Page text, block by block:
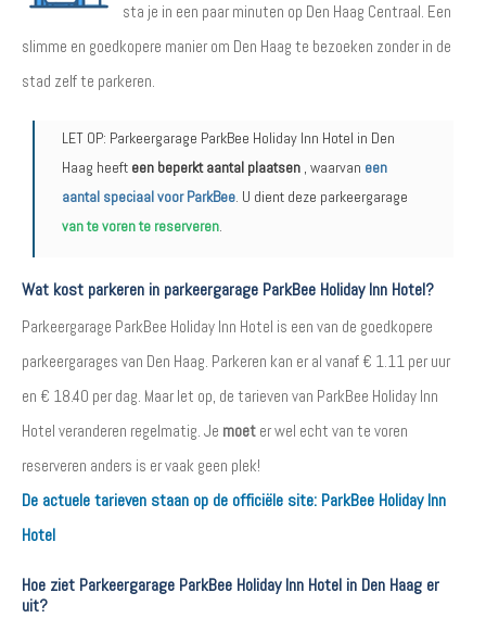
sta je in een paar minuten op Den Haag Centraal. Een
slimme en goedkopere manier om Den Haag te bezoeken zonder in de
stad zelf te parkeren.
LET OP: Parkeergarage ParkBee Holiday Inn Hotel in Den
Haag heeft een beperkt aantal plaatsen , waarvan een
aantal speciaal voor ParkBee. U dient deze parkeergarage
van te voren te reserveren.
Wat kost parkeren in parkeergarage ParkBee Holiday Inn Hotel?
Parkeergarage ParkBee Holiday Inn Hotel is een van de goedkopere
parkeergarages van Den Haag. Parkeren kan er al vanaf € 1.11 per uur
en € 18.40 per dag. Maar let op, de tarieven van ParkBee Holiday Inn
Hotel veranderen regelmatig. Je moet er wel echt van te voren
reserveren anders is er vaak geen plek!
De actuele tarieven staan op de officiële site: ParkBee Holiday Inn
Hotel
Hoe ziet Parkeergarage ParkBee Holiday Inn Hotel in Den Haag er
uit?